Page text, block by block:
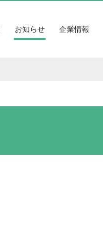
お知らせ 企業情報